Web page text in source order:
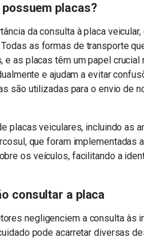
placas?
da consulta à placa
as formas de transporte
e as placas têm um papel
e ajudam a evitar
são utilizadas para o envio de
placas veiculares, incluindo as
que foram implementadas
os veículos, facilitando a
consultar a placa
negligenciem a consulta às
pode acarretar diversas